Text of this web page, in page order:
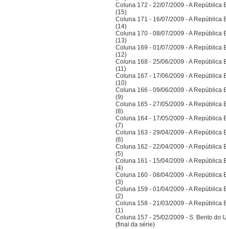
Coluna 172 - 22/07/2009 - A República
(15)
Coluna 171 - 16/07/2009 - A República
(14)
Coluna 170 - 08/07/2009 - A República
(13)
Coluna 169 - 01/07/2009 - A República
(12)
Coluna 168 - 25/06/2009 - A República
(11)
Coluna 167 - 17/06/2009 - A República
(10)
Coluna 166 - 09/06/2009 - A República
(9)
Coluna 165 - 27/05/2009 - A República
(8)
Coluna 164 - 17/05/2009 - A República
(7)
Coluna 163 - 29/04/2009 - A República
(6)
Coluna 162 - 22/04/2009 - A República
(5)
Coluna 161 - 15/04/2009 - A República
(4)
Coluna 160 - 08/04/2009 - A República
(3)
Coluna 159 - 01/04/2009 - A República
(2)
Coluna 158 - 21/03/2009 - A República
(1)
Coluna 157 - 25/02/2009 - S. Bento do
(final da série)